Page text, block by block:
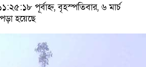
পূর্বাহ্ন, বৃহস্পতিবার, ৬ মার্চ
হয়েছে